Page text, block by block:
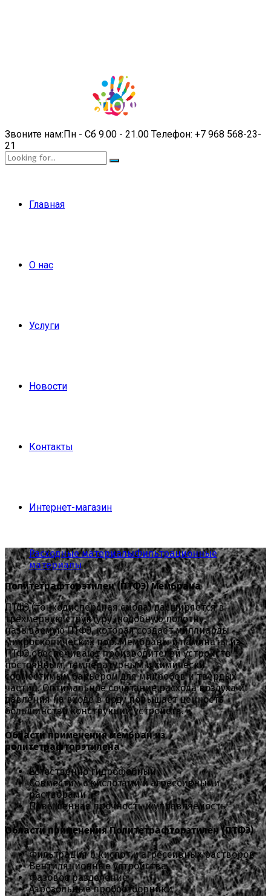
Звоните нам:Пн - Сб 9.00 - 21.00 Телефон: +7 968 568-23-
21
Главная
О нас
Услуги
Новости
Контакты
Интернет-магазин
Расходные материалыФильтрационные
материалы
Политетрафторэтилен (ПТФЭ) Мембрана
ПТФЭ (тонкодисперсная смола) расширяется в
трехмерную структуру, подобную полотну,
называемую ПТФЭ, которая создает миллиарды
микроскопических пор. Мембраны и ламинаты из
ПТФЭ обеспечивают производителей устройств
постоянным, температурным и химически
совместимым барьером для микробов и твердых
частиц. Оптимальное сочетание расхода воздуха и
давления на входе в воду повышает ценность
большинства конструкций устройств.
Области применения мембран из
политетрафторэтилена
Естественно гидрофобный
Совместим с кислотами и агрессивными
растворами
Повышенная прочность и управляемость
Области применения Политетрафторэтилен (ПТФЭ)
Фильтрация b кислот и агрессивных растворов
Вентиляционные устройства
Фазовое разделение
Аэрозольные пробоотборники